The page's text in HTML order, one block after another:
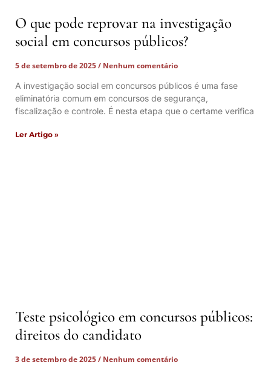
O que pode reprovar na investigação
social em concursos públicos?
5 de setembro de 2025
Nenhum comentário
A investigação social em concursos públicos é uma fase
eliminatória comum em concursos de segurança,
fiscalização e controle. É nesta etapa que o certame verifica
Ler Artigo »
Teste psicológico em concursos públicos:
direitos do candidato
3 de setembro de 2025
Nenhum comentário